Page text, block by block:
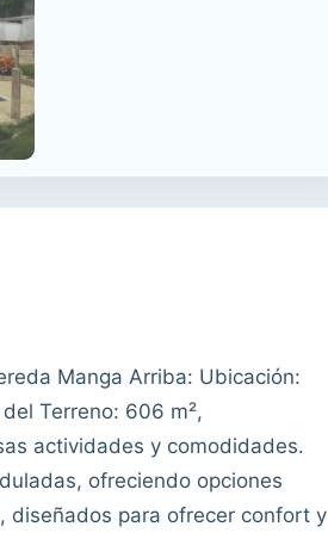
Manga Arriba: Ubicación:
Terreno: 606 m²,
actividades y comodidades.
ofreciendo opciones
diseñados para ofrecer confort y